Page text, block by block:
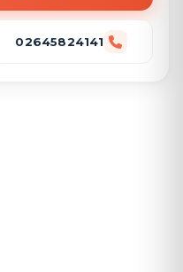
02645824141